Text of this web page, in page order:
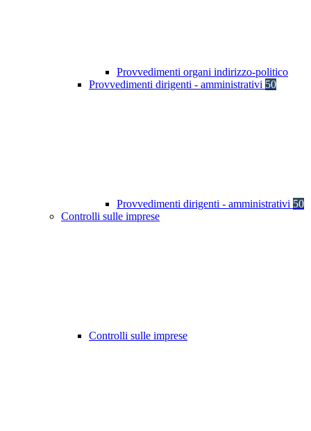
Provvedimenti organi indirizzo-politico
Provvedimenti dirigenti - amministrativi 50
Provvedimenti dirigenti - amministrativi 50
Controlli sulle imprese
Controlli sulle imprese